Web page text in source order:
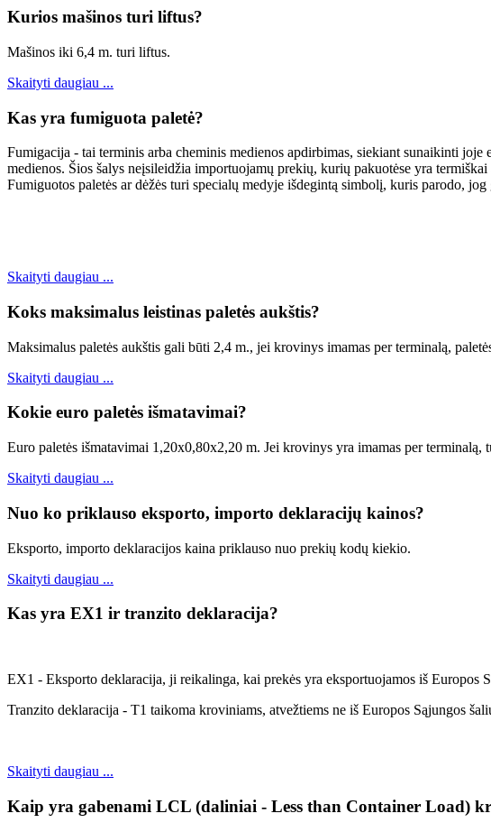
Kurios mašinos turi liftus?
Mašinos iki 6,4 m. turi liftus.
Skaityti daugiau ...
Kas yra fumiguota paletė?
Fumigacija - tai terminis arba cheminis medienos apdirbimas, siekiant sunaikinti
medienos. Šios šalys neįsileidžia importuojamų prekių, kurių pakuotėse yra
Fumiguotos paletės ar dėžės turi specialų medyje išdegintą simbolį, kuris parodo,
Skaityti daugiau ...
Koks maksimalus leistinas paletės aukštis?
Maksimalus paletės aukštis gali būti 2,4 m., jei krovinys imamas per terminalą,
Skaityti daugiau ...
Kokie euro paletės išmatavimai?
Euro paletės išmatavimai 1,20x0,80x2,20 m. Jei krovinys yra imamas per terminalą,
Skaityti daugiau ...
Nuo ko priklauso eksporto, importo deklaracijų kainos?
Eksporto, importo deklaracijos kaina priklauso nuo prekių kodų kiekio.
Skaityti daugiau ...
Kas yra EX1 ir tranzito deklaracija?
EX1 - Eksporto deklaracija, ji reikalinga, kai prekės yra eksportuojamos iš Europos
Tranzito deklaracija - T1 taikoma kroviniams, atvežtiems ne iš Europos Sąjungos
Skaityti daugiau ...
Kaip yra gabenami LCL (daliniai - Less than Container Load)